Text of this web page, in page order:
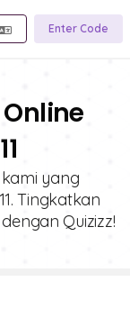
Enter Code
yang
Tingkatkan
Quizizz!